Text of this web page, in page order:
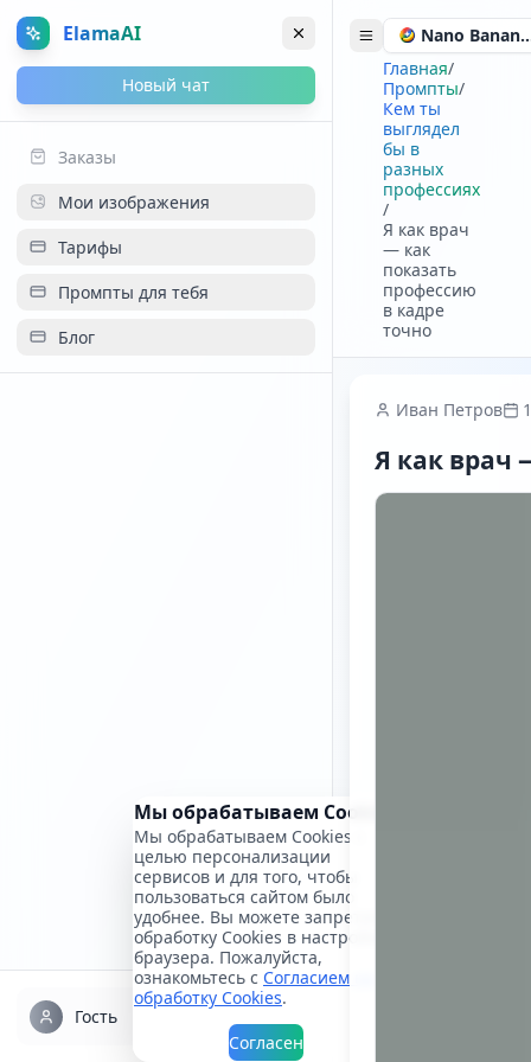
ElamaAI
Новый чат
Заказы
Мои изображения
Тарифы
Промпты для тебя
Блог
Гость
Nano
Главная/
Промпты/
Кем ты
выглядел
бы в
разных
профессиях
/
Я как врач
— как
показать
профессию
в кадре
точно
Иван Петров
Я как врач
Мы обрабатываем Cookies
Мы обрабатываем Cookies с
целью персонализации
сервисов и для того, чтобы
пользоваться сайтом было
удобнее. Вы можете запретить
обработку Cookies в настройках
браузера. Пожалуйста,
ознакомьтесь с Согласием на
обработку Cookies.
Согласен